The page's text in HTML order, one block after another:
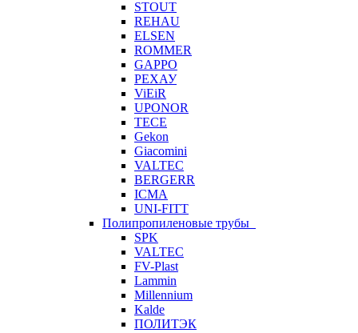
STOUT
REHAU
ELSEN
ROMMER
GAPPO
РЕХАУ
ViEiR
UPONOR
TECE
Gekon
Giacomini
VALTEC
BERGERR
ICMA
UNI-FITT
Полипропиленовые трубы
SPK
VALTEC
FV-Plast
Lammin
Millennium
Kalde
ПОЛИТЭК